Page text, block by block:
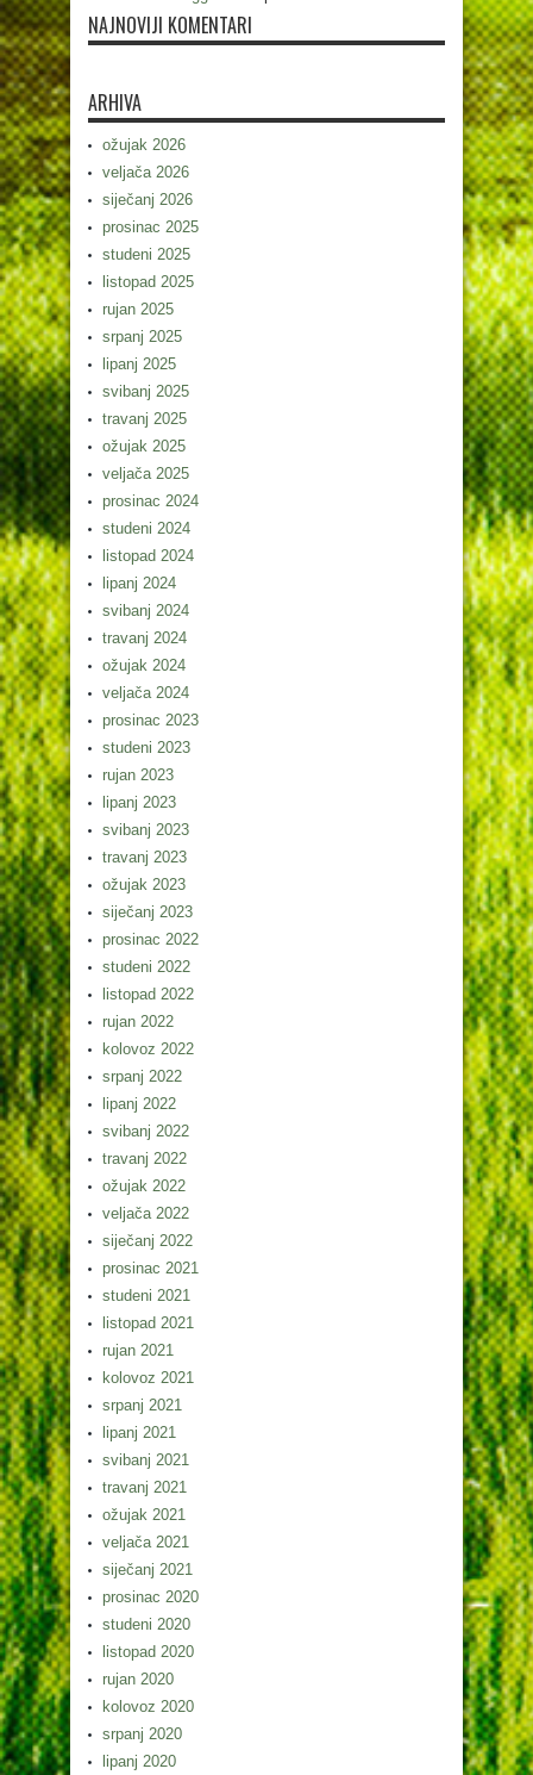
NAJNOVIJI KOMENTARI
ARHIVA
ožujak 2026
veljača 2026
siječanj 2026
prosinac 2025
studeni 2025
listopad 2025
rujan 2025
srpanj 2025
lipanj 2025
svibanj 2025
travanj 2025
ožujak 2025
veljača 2025
prosinac 2024
studeni 2024
listopad 2024
lipanj 2024
svibanj 2024
travanj 2024
ožujak 2024
veljača 2024
prosinac 2023
studeni 2023
rujan 2023
lipanj 2023
svibanj 2023
travanj 2023
ožujak 2023
siječanj 2023
prosinac 2022
studeni 2022
listopad 2022
rujan 2022
kolovoz 2022
srpanj 2022
lipanj 2022
svibanj 2022
travanj 2022
ožujak 2022
veljača 2022
siječanj 2022
prosinac 2021
studeni 2021
listopad 2021
rujan 2021
kolovoz 2021
srpanj 2021
lipanj 2021
svibanj 2021
travanj 2021
ožujak 2021
veljača 2021
siječanj 2021
prosinac 2020
studeni 2020
listopad 2020
rujan 2020
kolovoz 2020
srpanj 2020
lipanj 2020